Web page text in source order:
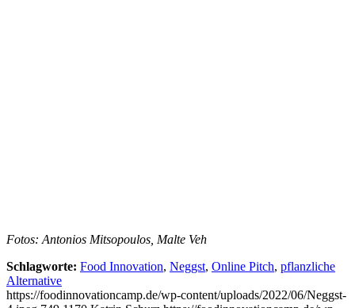
Fotos: Antonios Mitsopoulos, Malte Veh
Schlagworte: Food Innovation, Neggst, Online Pitch, pflanzliche
Alternative
https://foodinnovationcamp.de/wp-content/uploads/2022/06/Neggst-